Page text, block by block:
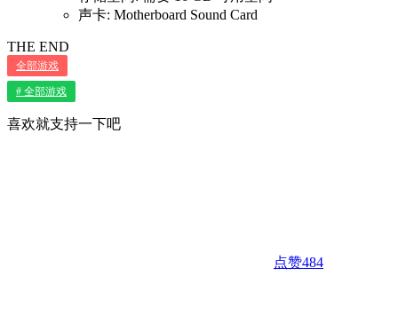
声卡: Motherboard Sound Card
THE END
全部游戏
# 全部游戏
喜欢就支持一下吧
点赞484